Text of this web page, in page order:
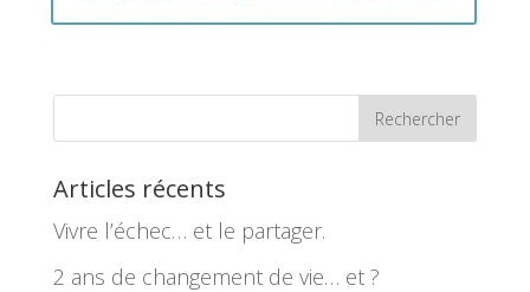
Articles récents
Vivre l’échec… et le partager.
2 ans de changement de vie… et ?